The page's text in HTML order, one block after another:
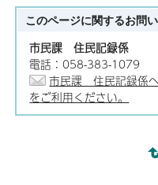
このページに関するお問
市民課 住民記録係
電話：058-383-1079
市民課 住民記録係
をご利用ください。